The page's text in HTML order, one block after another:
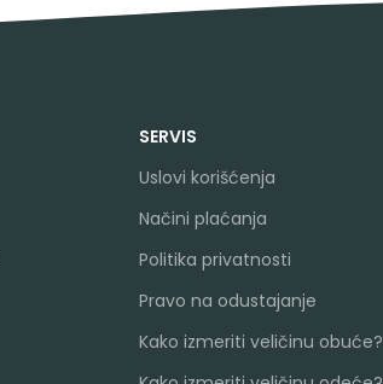
SERVIS
Uslovi korišćenja
Načini plaćanja
Politika privatnosti
Pravo na odustajanje
Kako izmeriti veličinu obuće?